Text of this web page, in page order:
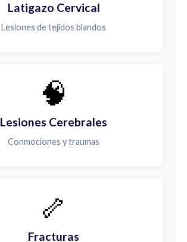
Latigazo Cervical
Lesiones de tejidos blandos
🧠
Lesiones Cerebrales
Conmociones y traumas
🦴
Fracturas